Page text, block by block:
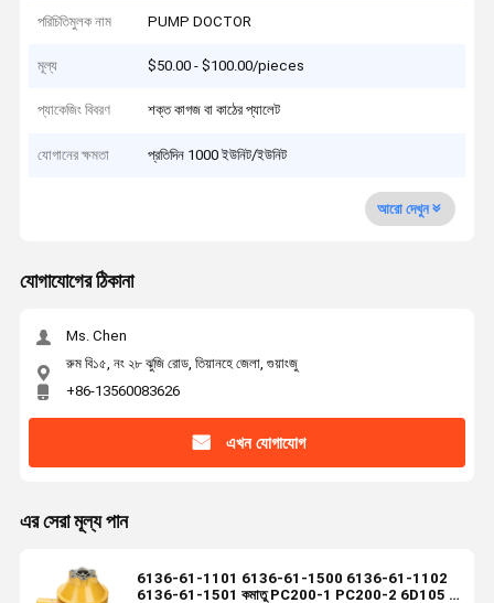
পরিচিতিমুলক নাম PUMP DOCTOR
মূল্য $50.00 - $100.00/pieces
প্যাকেজিং বিবরণ শক্ত কাগজ বা কাঠের প্যালেট
যোগানের ক্ষমতা প্রতিদিন 1000 ইউনিট/ইউনিট
আরো দেখুন
যোগাযোগের ঠিকানা
Ms. Chen
রুম বি১৫, নং ২৮ ঝুজি রোড, তিয়ানহে জেলা, গুয়াংজু
+86-13560083626
এখন যোগাযোগ
এর সেরা মূল্য পান
6136-61-1101 6136-61-1500 6136-61-1102
6136-61-1501 কমাতু PC200-1 PC200-2 6D105 এর